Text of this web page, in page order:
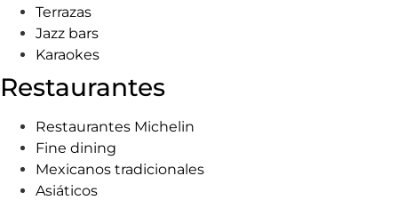
Terrazas
Jazz bars
Karaokes
Restaurantes
Restaurantes Michelin
Fine dining
Mexicanos tradicionales
Asiáticos